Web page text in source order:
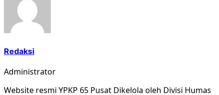
Redaksi
Administrator
Website resmi YPKP 65 Pusat Dikelola oleh Divisi Humas